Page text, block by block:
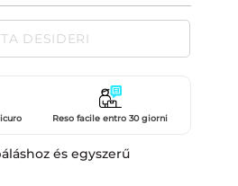
DESIDERI
Reso facile entro 30 giorni
és egyszerű